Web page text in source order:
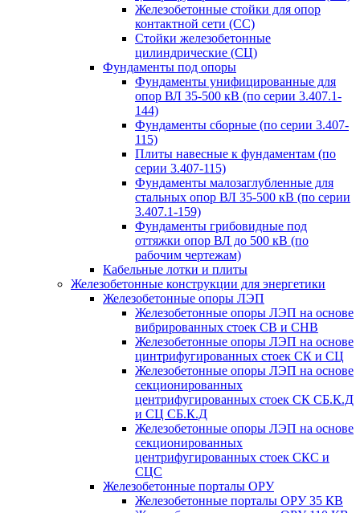
Железобетонные стойки для опор
контактной сети (СС)
Стойки железобетонные
цилиндрические (СЦ)
Фундаменты под опоры
Фундаменты унифицированные для
опор ВЛ 35-500 кВ (по серии 3.407.1-
144)
Фундаменты сборные (по серии 3.407-
115)
Плиты навесные к фундаментам (по
серии 3.407-115)
Фундаменты малозаглубленные для
стальных опор ВЛ 35-500 кВ (по серии
3.407.1-159)
Фундаменты грибовидные под
оттяжки опор ВЛ до 500 кВ (по
рабочим чертежам)
Кабельные лотки и плиты
Железобетонные конструкции для энергетики
Железобетонные опоры ЛЭП
Железобетонные опоры ЛЭП на основе
вибрированных стоек СВ и СНВ
Железобетонные опоры ЛЭП на основе
цинтрифугированных стоек СК и СЦ
Железобетонные опоры ЛЭП на основе
секционированных
центрифугированных стоек СК СБ.К.Д
и СЦ СБ.К.Д
Железобетонные опоры ЛЭП на основе
секционированных
центрифугированных стоек СКС и
СЦС
Железобетонные порталы ОРУ
Железобетонные порталы ОРУ 35 КВ